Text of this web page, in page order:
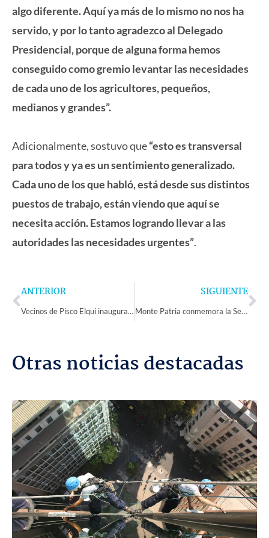
algo diferente. Aquí ya más de lo mismo no nos ha
servido, y por lo tanto agradezco al Delegado
Presidencial, porque de alguna forma hemos
conseguido como gremio levantar las necesidades
de cada uno de los agricultores, pequeños,
medianos y grandes”.
Adicionalmente, sostuvo que“esto es transversal
para todos y ya es un sentimiento generalizado.
Cada uno de los que habló, está desde sus distintos
puestos de trabajo, están viendo que aquí se
necesita acción. Estamos logrando llevar a las
autoridades las necesidades urgentes”.
Prev
ANTERIOR
Vecinos de Pisco Elqui inauguraron primer invernadero comunitario
SIGUIENTE
Monte Patria conmemora la Semana de la Educación Rural con visita a distintas escuelas
Otras noticias destacadas